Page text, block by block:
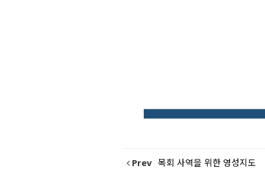
Prev 목회 사역을 위한 영성지도